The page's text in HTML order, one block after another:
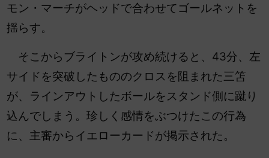
モン・マーチがヘッドで合わせてゴールネットを
揺らす。
そこからブライトンが攻め続けると、43分、左
サイドを突破したもののクロスを阻まれた三笘
が、ラインアウトしたボールをスタンド側に蹴り
込んでしまう。珍しく感情をぶつけたこの行為
に、主審からイエローカードが掲示された。